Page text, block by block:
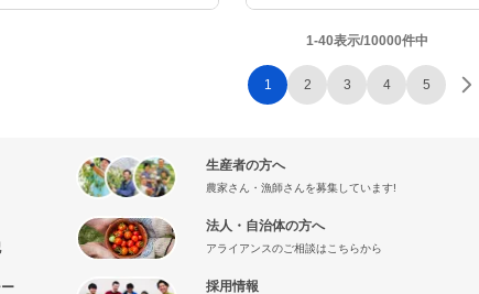
1-40表示/10000件中
1 2 3 4 5
生産者の方へ
農家さん・漁師さんを募集しています!
法人・自治体の方へ
アライアンスのご相談はこちらから
採用情報